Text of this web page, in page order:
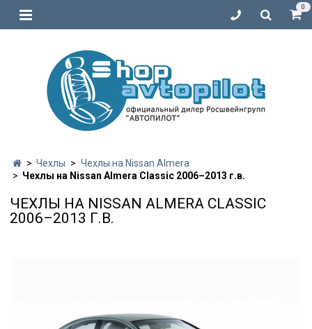
0
Чехлы
Чехлы на Nissan Almera
Чехлы на Nissan Almera Classic 2006–2013 г.в.
ЧЕХЛЫ НА NISSAN ALMERA CLASSIC
2006–2013 Г.В.